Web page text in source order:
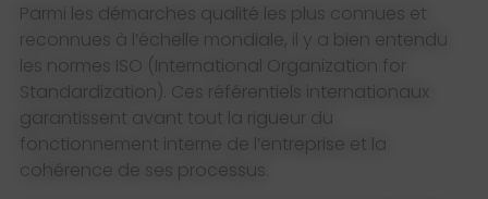
Parmi les démarches qualité les plus connues et
reconnues à l’échelle mondiale, il y a bien entendu
les normes ISO (International Organization for
Standardization). Ces référentiels internationaux
garantissent avant tout la rigueur du
fonctionnement interne de l’entreprise et la
cohérence de ses processus.